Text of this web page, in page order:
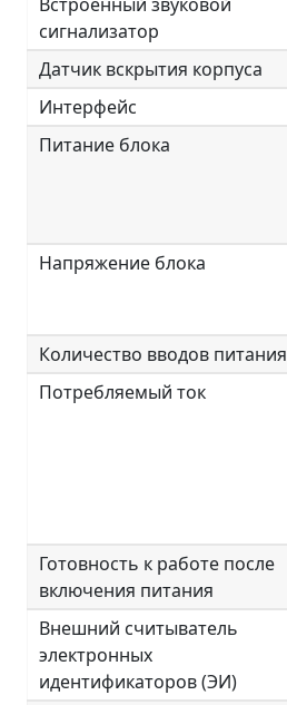
сигнализатор
Датчик вскрытия корпуса
Интерфейс
Питание блока
Напряжение блока
Количество вводов питания
Потребляемый ток
Готовность к работе после
включения питания
Внешний считыватель
электронных
идентификаторов (ЭИ)